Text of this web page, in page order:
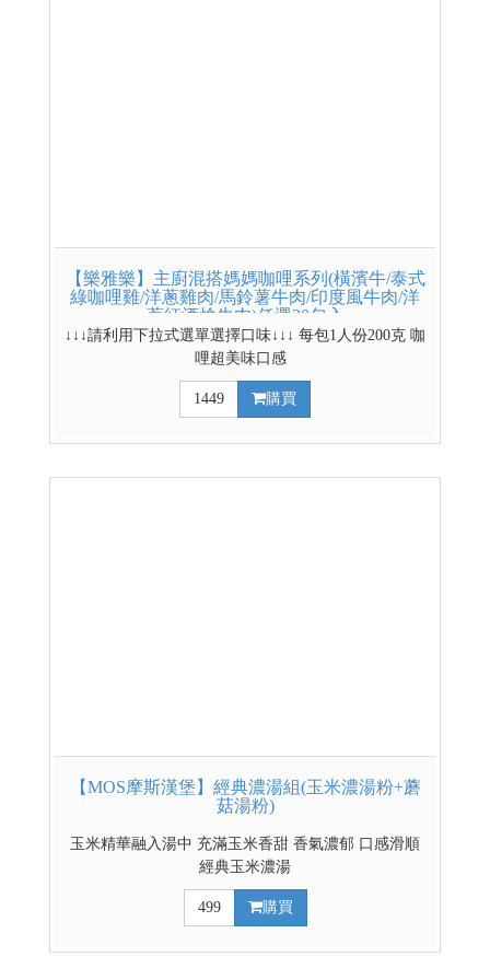
【樂雅樂】主廚混搭媽媽咖哩系列(橫濱牛/泰式
綠咖哩雞/洋蔥雞肉/馬鈴薯牛肉/印度風牛肉/洋
蔥紅酒燴牛肉)任選20包入
↓↓↓請利用下拉式選單選擇口味↓↓↓ 每包1人份200克 咖
哩超美味口感
1449 購買
【MOS摩斯漢堡】經典濃湯組(玉米濃湯粉+蘑
菇湯粉)
玉米精華融入湯中 充滿玉米香甜 香氣濃郁 口感滑順
經典玉米濃湯
499 購買